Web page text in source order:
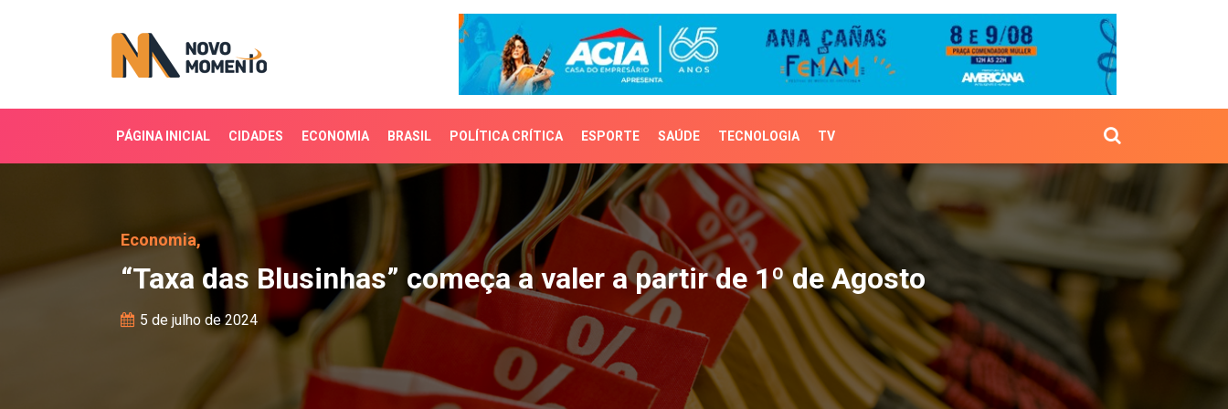
PÁGINA INICIAL CIDADES ECONOMIA BRASIL POLÍTICA CRÍTICA ESPORTE SAÚDE TECNOLOGIA TV
“Taxa das Blusinhas” começa a valer a partir de 1º de Agosto
Economia,
“Taxa das Blusinhas” começa a valer a partir de 1º de Agosto
5 de julho de 2024